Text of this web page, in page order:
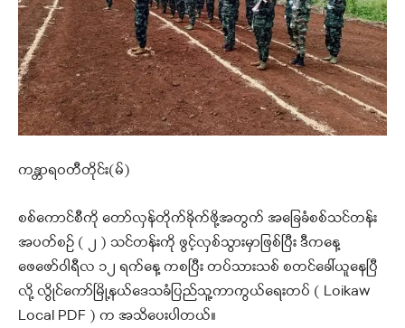
ကန္တာရဝတီတိုင်း(မ်)
စစ်ကောင်စီကို တော်လှန်တိုက်ခိုက်ဖို့အတွက် အခြေခံစစ်သင်တန်း
အပတ်စဉ် ( ၂ ) သင်တန်းကို ဖွင့်လှစ်သွားမှာဖြစ်ပြီး ဒီကနေ့
ဖေဖော်ဝါရီလ ၁၂ ရက်နေ့ ကစပြီး တပ်သားသစ် စတင်ခေါ်ယူနေပြီ
လို့ လွိုင်ကော်မြို့နယ်ဒေသခံပြည်သူ့ကာကွယ်ရေးတပ် ( Loikaw
Local PDF ) က အသိပေးပါတယ်။